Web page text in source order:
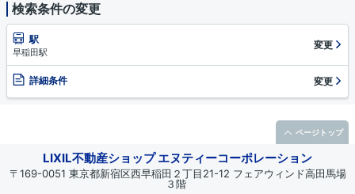
検索条件の変更
駅
早稲田駅
変更
詳細条件 変更
LIXIL不動産ショップ エヌティーコーポレーション
〒169-0051 東京都新宿区西早稲田２丁目21-12 フェアウィンド高田馬場
３階
ページトップ